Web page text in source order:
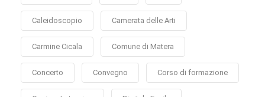
Caleidoscopio Camerata delle Arti
Carmine Cicala Comune di Matera
Concerto Convegno Corso di formazione